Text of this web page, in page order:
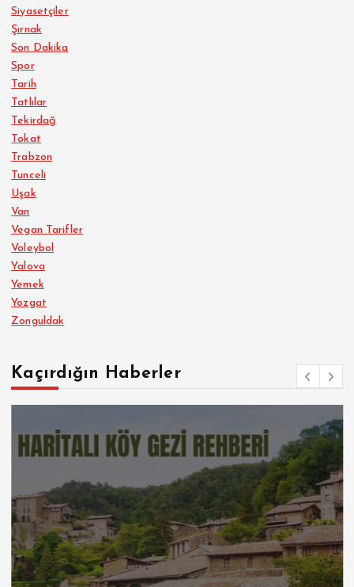
Siyasetçiler
Şırnak
Son Dakika
Spor
Tarih
Tatlılar
Tekirdağ
Tokat
Trabzon
Tunceli
Uşak
Van
Vegan Tarifler
Voleybol
Yalova
Yemek
Yozgat
Zonguldak
Kaçırdığın Haberler